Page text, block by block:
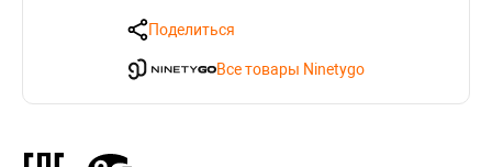
Поделиться
Все товары Ninetygo